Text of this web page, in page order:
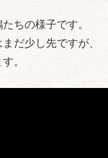
ちの様子です。
だ少し先ですが、
。